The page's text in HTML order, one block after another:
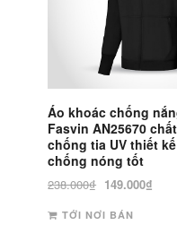
Áo khoác chống
Fasvin AN25670
chống tia UV thiết
chống nóng tốt
238.000₫ Giá
149.000₫
TỚI NƠI BÁN